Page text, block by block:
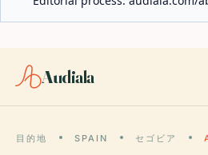
Audiala
目的地 SPAIN セゴビア